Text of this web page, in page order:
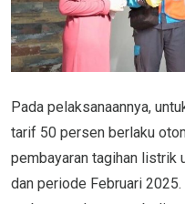
Pada pelaksanaannya,
tarif 50 persen berlaku
pembayaran tagihan listrik
dan periode Februari